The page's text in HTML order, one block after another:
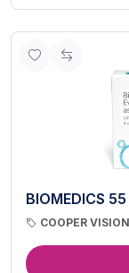
BIOMEDICS
COOPER VISION